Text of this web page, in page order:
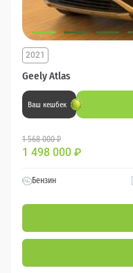
Geely Atlas
2021
Ваш кешбек
1 568 000 ₽
1 498 000 ₽
Бензин